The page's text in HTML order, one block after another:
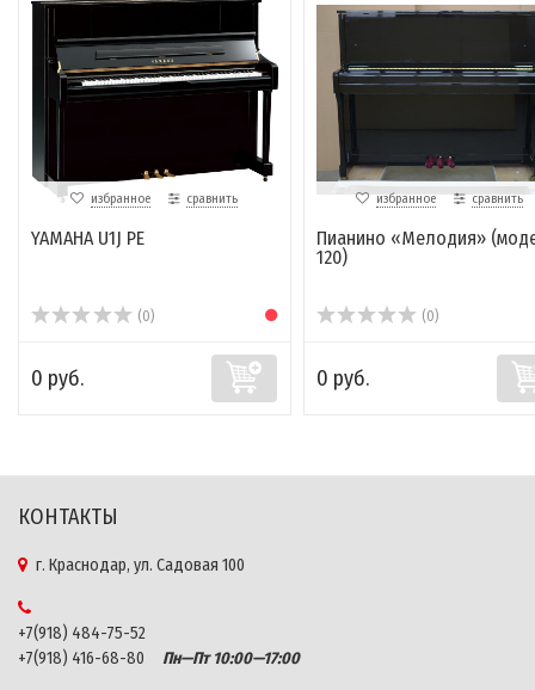
избранное сравнить
YAMAHA U1J PE
(0)
0 руб.
избранное сравнить
Пианино «Мелодия»
120)
(0)
0 руб.
КОНТАКТЫ
г. Краснодар, ул. Садовая 100
+7(918) 484-75-52
+7(918) 416-68-80
Пн—Пт 10:00—17:00